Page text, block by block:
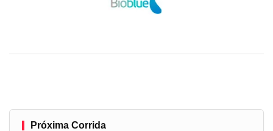
Próxima Corrida